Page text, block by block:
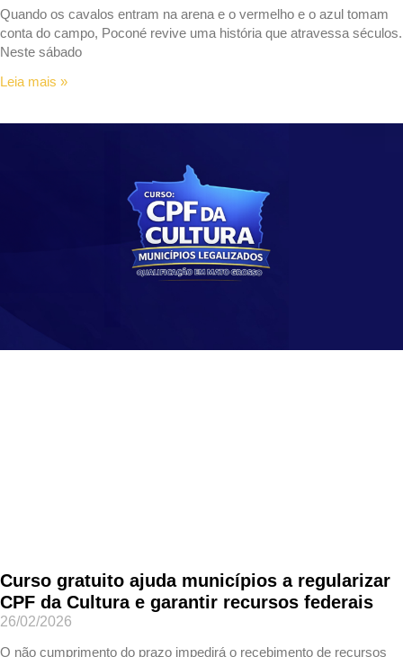
Quando os cavalos entram na arena e o vermelho e o azul tomam
conta do campo, Poconé revive uma história que atravessa séculos.
Neste sábado
Leia mais »
Curso gratuito ajuda municípios a regularizar
CPF da Cultura e garantir recursos federais
26/02/2026
O não cumprimento do prazo impedirá o recebimento de recursos